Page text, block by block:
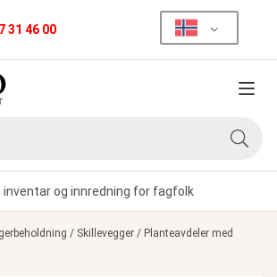
31 46 00
Meny
Søk
inventar og innredning for fagfolk
/ Skillevegger / Planteavdeler med